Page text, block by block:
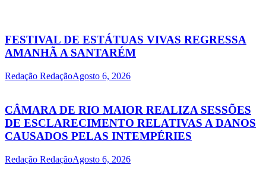
FESTIVAL DE ESTÁTUAS VIVAS REGRESSA
AMANHÃ A SANTARÉM
Redação RedaçãoAgosto 6, 2026
CÂMARA DE RIO MAIOR REALIZA SESSÕES
DE ESCLARECIMENTO RELATIVAS A DANOS
CAUSADOS PELAS INTEMPÉRIES
Redação RedaçãoAgosto 6, 2026